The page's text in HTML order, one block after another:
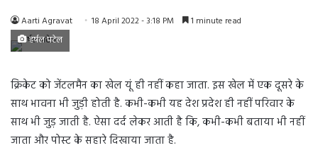
Aarti Agravat 18 April 2022 - 3:18 PM 1 minute read
हर्षल पटेल
क्रिकेट को जेंटलमैन का खेल यूं ही नहीं कहा जाता. इस खेल में एक दूसरे के
साथ भावना भी जुड़ी होती है. कभी-कभी यह देश प्रदेश ही नहीं परिवार के
साथ भी जुड़ जाती है. ऐसा दर्द लेकर आती है कि, कभी-कभी बताया भी नहीं
जाता और पोस्ट के सहारे दिखाया जाता है.